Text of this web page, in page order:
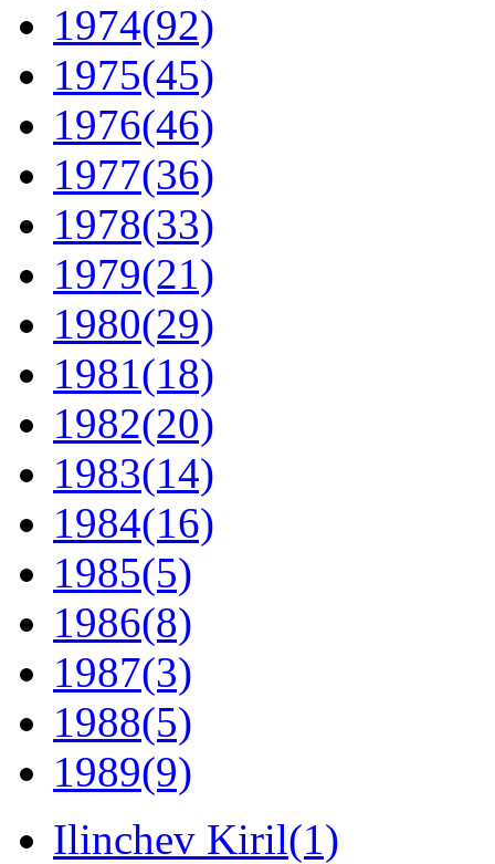
1974(92)
1975(45)
1976(46)
1977(36)
1978(33)
1979(21)
1980(29)
1981(18)
1982(20)
1983(14)
1984(16)
1985(5)
1986(8)
1987(3)
1988(5)
1989(9)
Ilinchev Kiril(1)